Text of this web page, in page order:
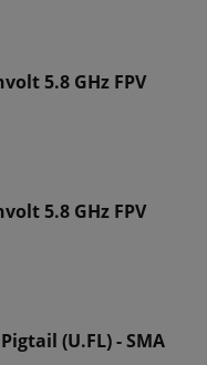
5.8 GHz FPV
5.8 GHz FPV
(U.FL) - SMA